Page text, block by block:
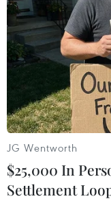
#NATO
#NATO
JG Wentworth
$25,000 In
Settlement